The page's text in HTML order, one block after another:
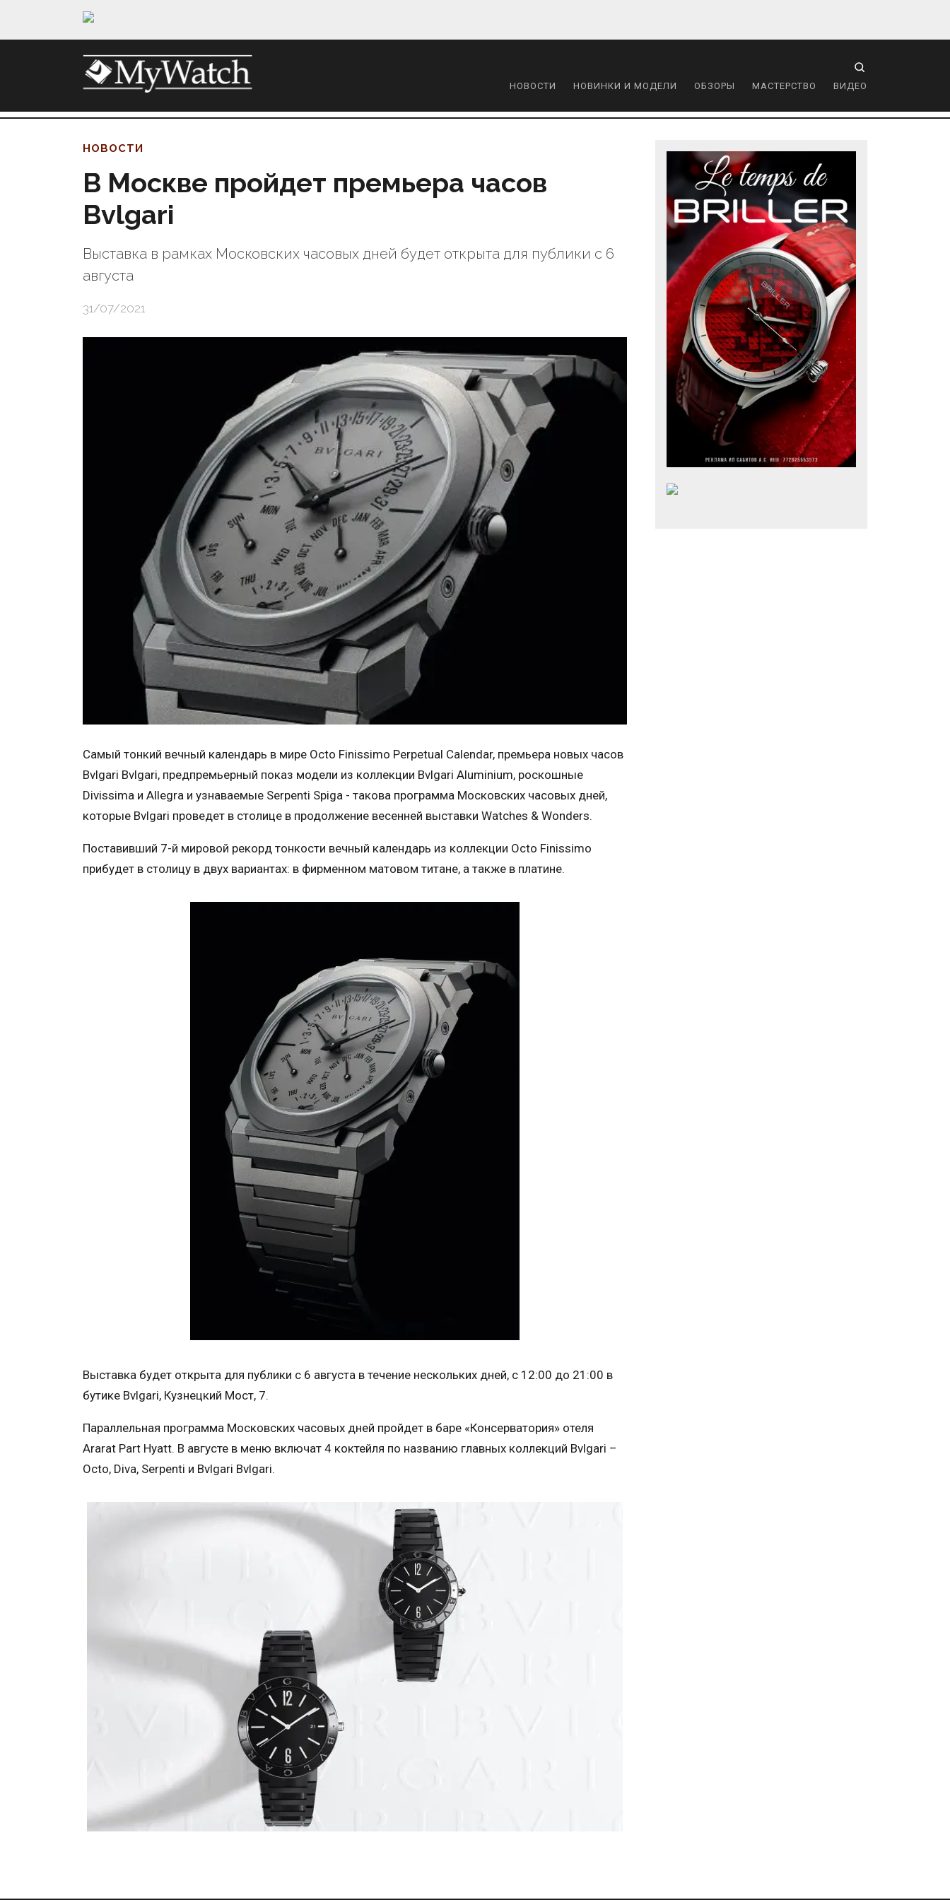
НОВОСТИ НОВИНКИ И МОДЕЛИ ОБЗОРЫ МАСТЕРСТВО ВИДЕО
НОВОСТИ
В Москве пройдет премьера часов
Bvlgari
Выставка в рамках Московских часовых дней будет открыта для публики с 6
августа
31/07/2021
Самый тонкий вечный календарь в мире Octo Finissimo Perpetual Calendar, премьера новых часов
Bvlgari Bvlgari, предпремьерный показ модели из коллекции Bvlgari Aluminium, роскошные
Divissima и Allegra и узнаваемые Serpenti Spiga - такова программа Московских часовых дней,
которые Bvlgari проведет в столице в продолжение весенней выставки Watches & Wonders.
Поставивший 7-й мировой рекорд тонкости вечный календарь из коллекции Octo Finissimo
прибудет в столицу в двух вариантах: в фирменном матовом титане, а также в платине.
Выставка будет открыта для публики с 6 августа в течение нескольких дней, с 12:00 до 21:00 в
бутике Bvlgari, Кузнецкий Мост, 7.
Параллельная программа Московских часовых дней пройдет в баре «Консерватория» отеля
Ararat Part Hyatt. В августе в меню включат 4 коктейля по названию главных коллекций Bvlgari –
Octo, Diva, Serpenti и Bvlgari Bvlgari.